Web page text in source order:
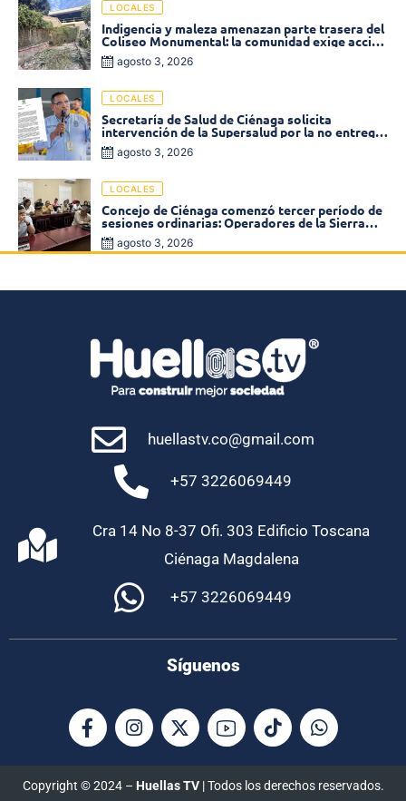
LOCALES
Indigencia y maleza amenazan parte trasera del
Coliseo Monumental: la comunidad exige acción
inmediata!
agosto 3, 2026
LOCALES
Secretaría de Salud de Ciénaga solicita
intervención de la Supersalud por la no entrega
de medicamentos en las EPS
agosto 3, 2026
LOCALES
Concejo de Ciénaga comenzó tercer período de
sesiones ordinarias: Operadores de la Sierra
tema central de la plenaria
agosto 3, 2026
huellastv.co@gmail.com
+57 3226069449
Cra 14 No 8-37 Ofi. 303 Edificio Toscana
Ciénaga Magdalena
+57 3226069449
Síguenos
Copyright © 2024 – Huellas TV| Todos los derechos reservados.